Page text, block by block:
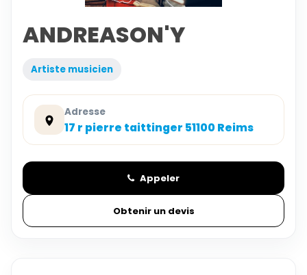
ANDREASON'Y
Artiste musicien
Adresse
17 r pierre taittinger 51100 Reims
Appeler
Obtenir un devis